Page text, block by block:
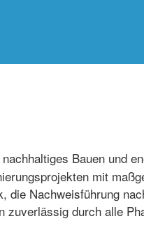
Bauen und
mit
die Nachweisführung
zuverlässig durch alle